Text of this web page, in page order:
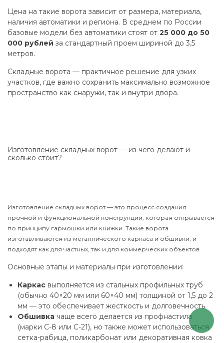
Цена на такие ворота зависит от размера, материала,
наличия автоматики и региона. В среднем по России
базовые модели без автоматики стоят от 25 000 до 50
000 рублей за стандартный проем шириной до 3,5
метров.
Складные ворота — практичное решение для узких
участков, где важно сохранить максимально возможное
пространство как снаружи, так и внутри двора.
Изготовление складных ворот — из чего делают и
сколько стоит?
Изготовление складных ворот — это процесс создания
прочной и функциональной конструкции, которая открывается
по принципу гармошки или книжки. Такие ворота
изготавливаются из металлического каркаса и обшивки, и
подходят как для частных, так и для коммерческих объектов.
Основные этапы и материалы при изготовлении:
Каркас выполняется из стальных профильных труб
(обычно 40×20 мм или 60×40 мм) толщиной от 1,5 до 2
мм — это обеспечивает жесткость и долговечность.
Обшивка чаще всего делается из профнастила
(марки С-8 или С-21), но также может использоваться
сетка-рабица, поликарбонат или декоративная ковка